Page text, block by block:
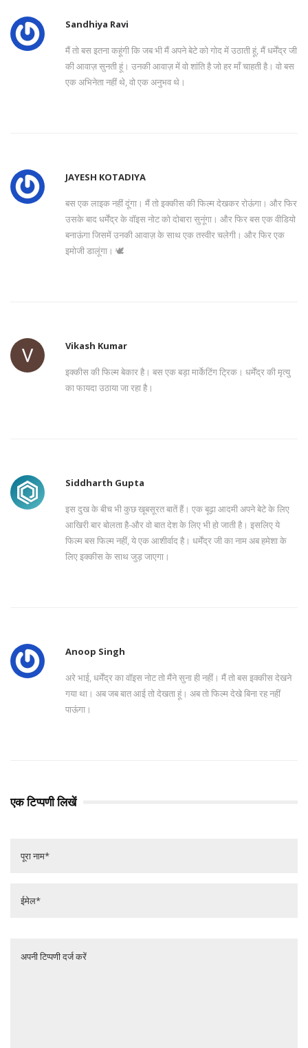
Sandhiya Ravi
मैं तो बस इतना कहूंगी कि जब भी मैं अपने बेटे को गोद में उठाती हूं, मैं धर्मेंद्र जी
की आवाज़ सुनती हूं। उनकी आवाज़ में वो शांति है जो हर माँ चाहती है। वो बस
एक अभिनेता नहीं थे, वो एक अनुभव थे।
JAYESH KOTADIYA
बस एक लाइक नहीं दूंगा। मैं तो इक्कीस की फिल्म देखकर रोऊंगा। और फिर
उसके बाद धर्मेंद्र के वॉइस नोट को दोबारा सुनूंगा। और फिर बस एक वीडियो
बनाऊंगा जिसमें उनकी आवाज़ के साथ एक तस्वीर चलेगी। और फिर एक
इमोजी डालूंगा। 🕊️
Vikash Kumar
इक्कीस की फिल्म बेकार है। बस एक बड़ा मार्केटिंग ट्रिक। धर्मेंद्र की मृत्यु
का फायदा उठाया जा रहा है।
Siddharth Gupta
इस दुख के बीच भी कुछ खूबसूरत बातें हैं। एक बूढ़ा आदमी अपने बेटे के लिए
आखिरी बार बोलता है-और वो बात देश के लिए भी हो जाती है। इसलिए ये
फिल्म बस फिल्म नहीं, ये एक आशीर्वाद है। धर्मेंद्र जी का नाम अब हमेशा के
लिए इक्कीस के साथ जुड़ जाएगा।
Anoop Singh
अरे भाई, धर्मेंद्र का वॉइस नोट तो मैंने सुना ही नहीं। मैं तो बस इक्कीस देखने
गया था। अब जब बात आई तो देखता हूं। अब तो फिल्म देखे बिना रह नहीं
पाऊंगा।
एक टिप्पणी लिखें